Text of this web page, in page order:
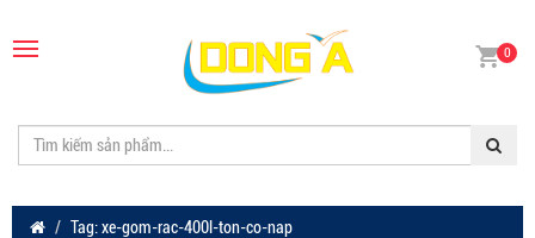
0
Tag: xe-gom-rac-400l-ton-co-nap